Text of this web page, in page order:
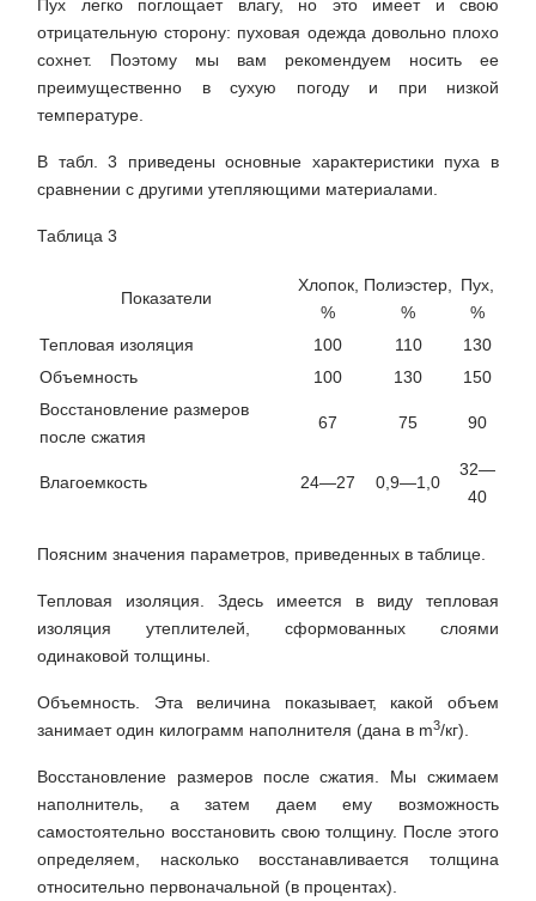
Пух легко поглощает влагу, но это имеет и свою
отрицательную сторону: пуховая одежда довольно плохо
сохнет. Поэтому мы вам рекомендуем носить ее
преимущественно в сухую погоду и при низкой
температуре.
В табл. 3 приведены основные характеристики пуха в
сравнении с другими утепляющими материалами.
Таблица 3
Показатели
Хлопок,
%
Полиэстер,
%
Пух,
%
Тепловая изоляция
100 110
130
Объемность
100 130
150
Восстановление размеров
после сжатия
67 75 90
Влагоемкость 24—27 0,9—1,0
32—
40
Поясним значения параметров, приведенных в таблице.
Тепловая изоляция. Здесь имеется в виду тепловая
изоляция утеплителей, сформованных слоями
одинаковой толщины.
Объемность. Эта величина показывает, какой объем
занимает один килограмм наполнителя (дана в m3/кг).
Восстановление размеров после сжатия. Мы сжимаем
наполнитель, а затем даем ему возможность
самостоятельно восстановить свою толщину. После этого
определяем, насколько восстанавливается толщина
относительно первоначальной (в процентах).